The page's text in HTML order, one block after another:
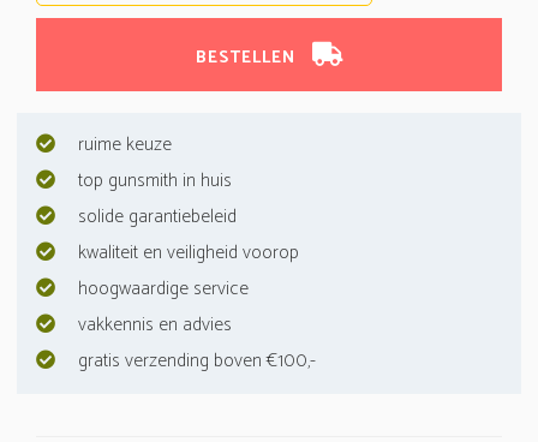
BESTELLEN
ruime keuze
top gunsmith in huis
solide garantiebeleid
kwaliteit en veiligheid voorop
hoogwaardige service
vakkennis en advies
gratis verzending boven €100,-